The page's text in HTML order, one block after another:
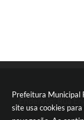
Prefeitura Municipal
site usa cookies
Endereço: Rua